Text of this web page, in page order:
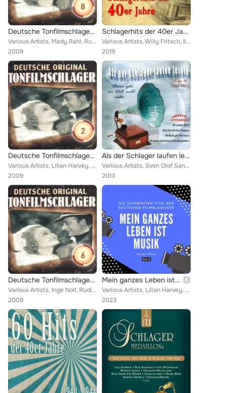
Deutsche Tonfilmschlager Vol. 8
Various Artists, Mady Rahl, Rudi Godden, Johannes Heesters, Heinz Rühmann, Hans Brausewetter, Fritsch, Willy, Dora Komar, Johann...
2009
Schlagerhits der 40er Jahre
Various Artists, Willy Fritsch, Ilja Glusgal, Helmut Zacharias, Rosita Serrano, Johannes Heesters, Horst Winter, Magda Hain, Rud...
2019
Deutsche Tonfilmschlager Vol. 2
Various Artists, Lilian Harvey, Renate Müller, Hilde Hildebrand, HANS SÖHNKER, Tanzorchester Eugen Wolff, Pola Negri, Marlene Di...
2009
Als der Schlager laufen lernte, Folge 16
Various Artists, Sven Olof Sandberg, Willy Fritsch, Gustav Ludzey, Ilse Werner, Evelyn Künneke, Orchester Corny Ostermann, Z. Le...
2013
Deutsche Tonfilmschlager Vol. 6
Various Artists, Inge Noll, Rudi Schuricke, Lilian Harvey, Willy Fritsch, Rosita Serrano, Ilse Werner, Hilde Hildebrand, JOHANNE...
2009
Mein ganzes Leben ist Musik (Die schönsten Titel der deutschen Filmklassiker), Vol. 3
Various Artists, Lilian Harvey, Willy Fritsch, Rosita Serrano, Lizzi Waldmüller, Hilde Hildebrand, Wilhelm Strienz, Johannes Hee...
2023